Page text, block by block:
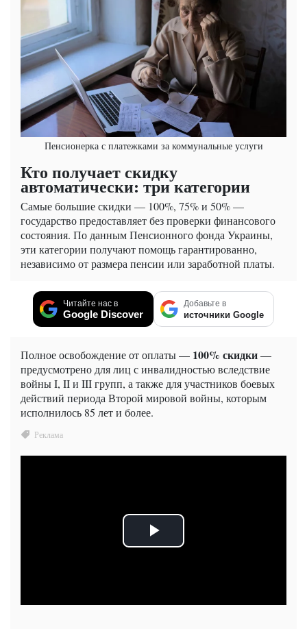
Пенсионерка с платежками за коммунальные услуги
Кто получает скидку
автоматически: три категории
Самые большие скидки — 100%, 75% и 50% —
государство предоставляет без проверки финансового
состояния. По данным Пенсионного фонда Украины,
эти категории получают помощь гарантированно,
независимо от размера пенсии или заработной платы.
Читайте нас в
Google Discover
Добавьте в
источники Google
Полное освобождение от оплаты — 100% скидки—
предусмотрено для лиц с инвалидностью вследствие
войны I, II и III групп, а также для участников боевых
действий периода Второй мировой войны, которым
исполнилось 85 лет и более.